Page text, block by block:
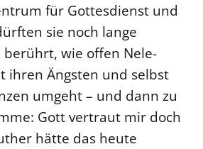
für Gottesdienst und
sie noch lange
berührt, wie offen Nele-
ihren Ängsten und selbst
umgeht – und dann zu
Gott vertraut mir doch
hätte das heute